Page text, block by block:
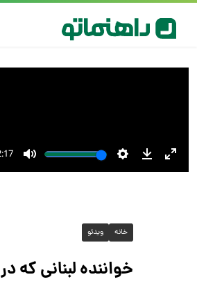
خانه ویدئو
خواننده لبنانی که